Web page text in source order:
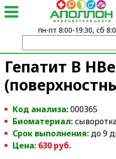
Гепатит В
Код анализа:000365
Биоматериал:
Срок выполнения:до 9
Цена: 630 руб.
пн-пт 8:00-19:30, сб